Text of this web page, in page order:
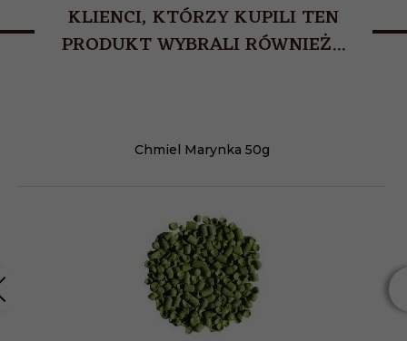
KLIENCI, KTÓRZY KUPILI TEN
PRODUKT WYBRALI RÓWNIEŻ...
Chmiel Marynka 50g